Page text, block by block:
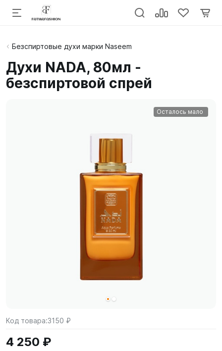
Безспиртовые духи марки Naseem
Духи NADA, 80мл -
безспиртовой спрей
Осталось мало
Код товара:3150 ₽
4 250 ₽